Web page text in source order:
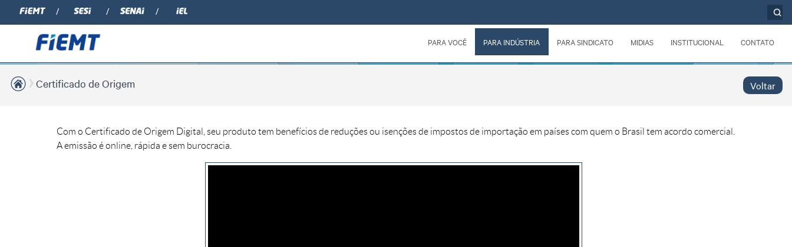
PARA VOCÊ PARA INDÚSTRIA PARA SINDICATO MIDIAS INSTITUCIONAL CONTATO
Voltar
Certificado de Origem
Com o Certificado de Origem Digital, seu produto tem benefícios de reduções ou isenções de impostos de importação em países com quem o Brasil tem acordo comercial.
A emissão é online, rápida e sem burocracia.